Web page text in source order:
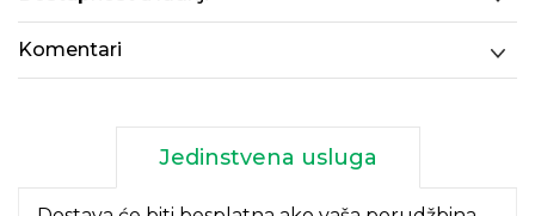
Komentari
Jedinstvena usluga